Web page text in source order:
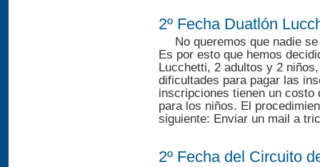
2º Fecha Duatlón
No queremos que nadie
Es por esto que hemos
Lucchetti, 2 adultos y 2
dificultades para pagar las
inscripciones tienen un costo
para los niños. El
siguiente: Enviar un mail a
2º Fecha del Circuito